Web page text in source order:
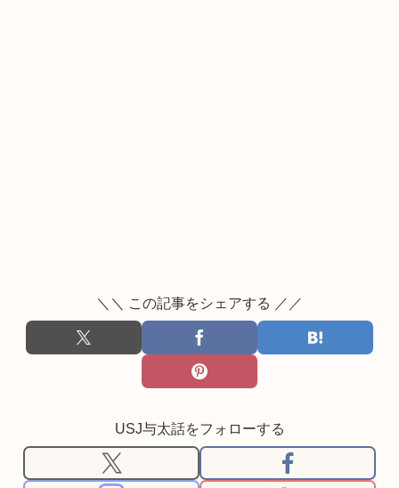
＼＼ この記事をシェアする ／／
USJ与太話をフォローする